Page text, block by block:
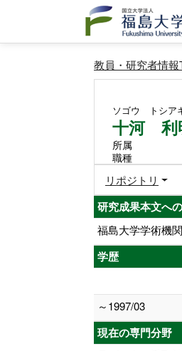
教員・研究者情報
ソゴウ トシア
十河 利
所属
職種
リポジトリ
研究成果本文へ
福島大学学術機
学歴
～1997/03
現在の専門分野